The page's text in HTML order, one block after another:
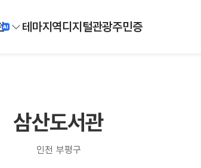
테마지역디지털관광주민증
삼산도서관
인천 부평구